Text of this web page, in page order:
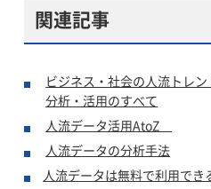
関連記事
ビジネス・社会の人流トレ
分析・活用のすべて
人流データ活用AtoZ
人流データの分析手法
人流データは無料で利用でき